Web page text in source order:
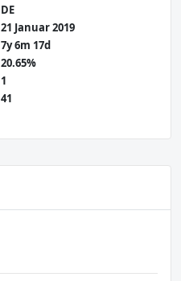
DE
21 Januar 2019
7y 6m 17d
20.65%
1
41